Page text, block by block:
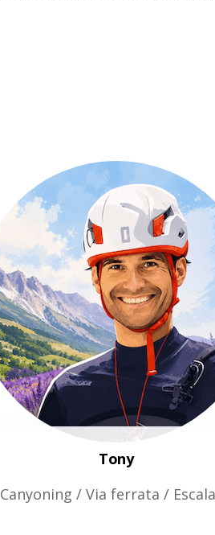
Tony
Canyoning / Via ferrata /